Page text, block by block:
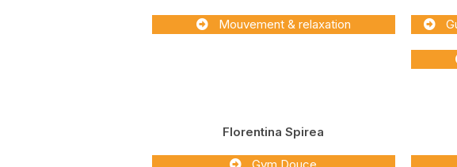
Mouvement & relaxation
Florentina Spirea
Gym Douce